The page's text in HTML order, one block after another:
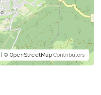
| © OpenStreetMap Contributors